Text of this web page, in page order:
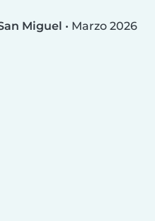
Miguel • Marzo 2026